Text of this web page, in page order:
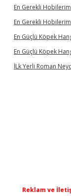
En Gerekli
En Gerekli
En Güçlü Köpek
En Güçlü Köpek
İLk Yerli Roman
Reklam ve